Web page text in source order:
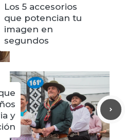
Los 5 accesorios
que potencian tu
imagen en
segundos
y